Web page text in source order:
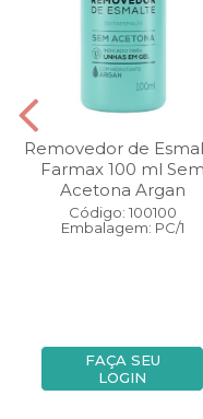
Removedor de
Farmax 100 ml Sem
Acetona Argan
Código: 100100
Embalagem: PC/1
FAÇA SEU
LOGIN